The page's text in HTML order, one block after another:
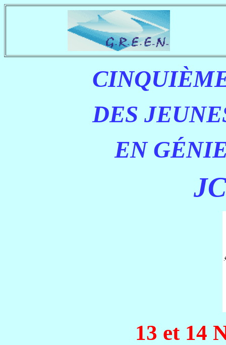
DES
EN
13 et 14